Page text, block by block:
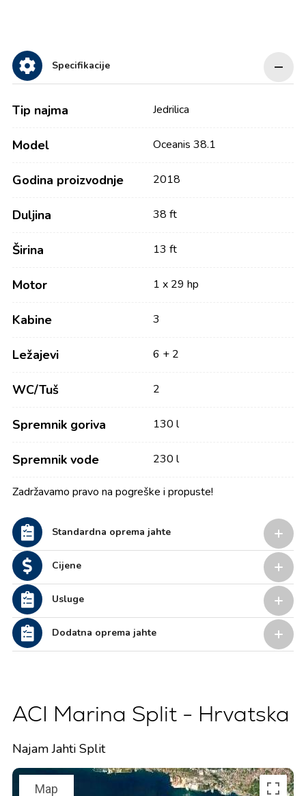
Specifikacije
Tip najma Jedrilica
Model Oceanis 38.1
Godina proizvodnje 2018
Duljina 38 ft
Širina 13 ft
Motor 1 x 29 hp
Kabine 3
Ležajevi 6 + 2
WC/Tuš 2
Spremnik goriva 130 l
Spremnik vode 230 l
Zadržavamo pravo na pogreške i propuste!
Standardna oprema jahte
Cijene
Usluge
Dodatna oprema jahte
ACI Marina Split - Hrvatska
Najam Jahti Split
Map